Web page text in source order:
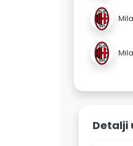
Detalji